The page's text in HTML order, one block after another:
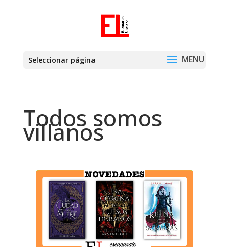
Seleccionar página
Todos somos
villanos